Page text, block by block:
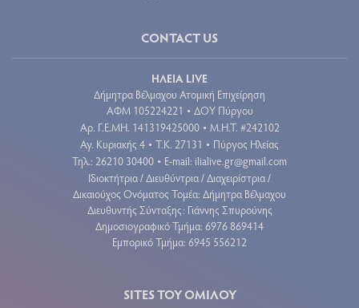
CONTACT US
ΗΛΕΙΑ LIVE
Δήμητρα Βέλμαχου Ατομική Επιχείρηση
ΑΦΜ 105224221 • ΔΟΥ Πύργου
Aρ. Γ.Ε.ΜΗ. 141319425000 • Μ.Η.Τ. #242102
Αγ. Κυριακής 4 • Τ.Κ. 27131 • Πύργος Ηλείας
Τηλ.: 26210 30400 • E-mail: ilialive.gr@gmail.com
Ιδιοκτήτρια / Διευθύντρια / Διαχειρίστρια /
Δικαιούχος Ονόματος Τομέα: Δήμητρα Βέλμαχου
Διευθυντής Σύνταξης: Γιάννης Σπυρούνης
Δημοσιογραφικό Τμήμα: 6976 869414
Εμπορικό Τμήμα: 6945 556212
SITES ΤΟΥ ΟΜΙΛΟΥ